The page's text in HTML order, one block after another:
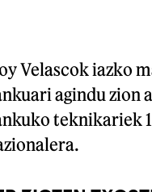
Velascok iazko
agindu zion
teknikariek